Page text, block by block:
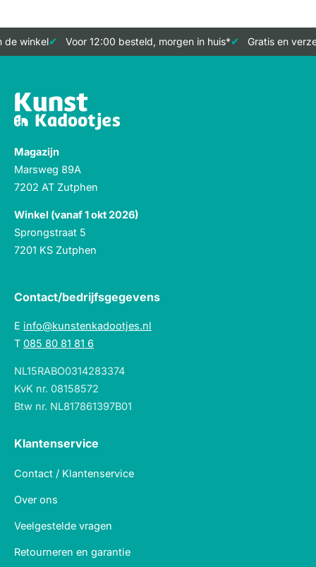
winkel Voor 12:00 besteld, morgen in huis* Gratis en
Magazijn
Marsweg 89A
7202 AT Zutphen
Winkel (vanaf 1 okt 2026)
Sprongstraat 5
7201 KS Zutphen
Contact/bedrijfsgegevens
E info@kunstenkadootjes.nl
T 085 80 81 81 6
NL15RABO0314283374
KvK nr. 08158572
Btw nr. NL817861397B01
Klantenservice
Contact / Klantenservice
Over ons
Veelgestelde vragen
Retourneren en garantie